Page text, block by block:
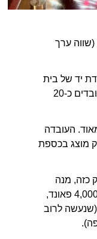
6 ליטרים (שווה ערך
יד של בית
Baccarat המפורסם. על כל בקבוק עובדים כ-20
העובדה
מוצג בכספת
כזה, מנה
(כ-50 מ"ל) יכולה לעלות בין 2,500 ל-4,000 פאונד,
(שנעשה לרוב